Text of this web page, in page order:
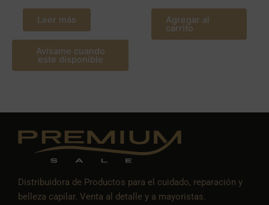
Leer más
Avísame cuando
este disponible
Agregar al
carrito
Distribuidora de Productos para el cuidado, reparación y
belleza capilar. Venta al detalle y a mayoristas.